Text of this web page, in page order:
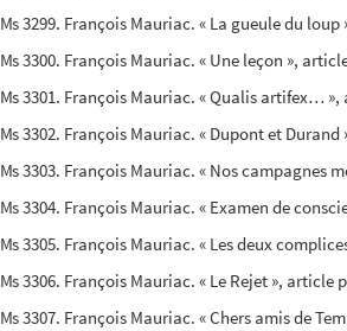
Ms 3299. François Mauriac. « La gueule du
Ms 3300. François Mauriac. « Une leçon »,
Ms 3301. François Mauriac. « Qualis artifex…
Ms 3302. François Mauriac. « Dupont et
Ms 3303. François Mauriac. « Nos campagnes
Ms 3304. François Mauriac. « Examen de
Ms 3305. François Mauriac. « Les deux
Ms 3306. François Mauriac. « Le Rejet », article
Ms 3307. François Mauriac. « Chers amis de